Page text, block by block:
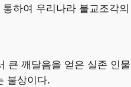
하여 우리나라 불교조각
큰 깨달음을 얻은 실존 인
불상이다.